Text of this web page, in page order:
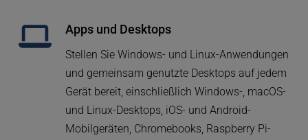
Apps und Desktops
Stellen Sie Windows- und Linux-Anwendungen
und gemeinsam genutzte Desktops auf jedem
Gerät bereit, einschließlich Windows-, macOS-
und Linux-Desktops, iOS- und Android-
Mobilgeräten, Chromebooks, Raspberry Pi-